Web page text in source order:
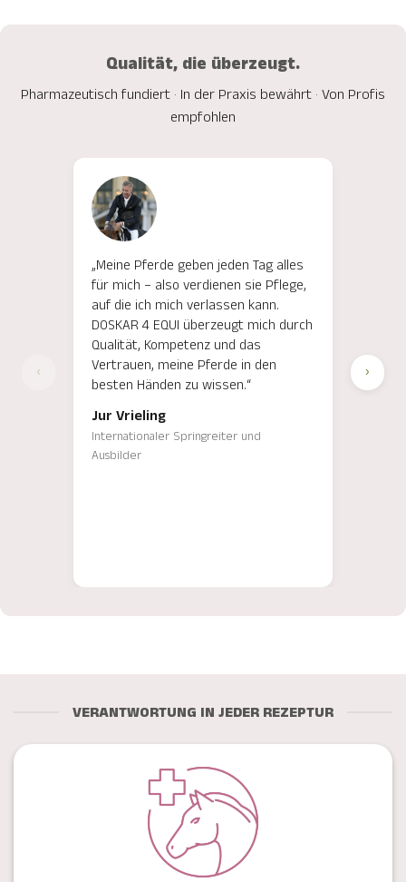
Qualität, die überzeugt.
Pharmazeutisch fundiert · In der Praxis bewährt · Von Profis
empfohlen
‹
„Meine Pferde geben jeden Tag alles
für mich – also verdienen sie Pflege,
auf die ich mich verlassen kann.
DOSKAR 4 EQUI überzeugt mich durch
Qualität, Kompetenz und das
Vertrauen, meine Pferde in den
besten Händen zu wissen.“
Jur Vrieling
Internationaler Springreiter und
Ausbilder
›
VERANTWORTUNG IN JEDER REZEPTUR